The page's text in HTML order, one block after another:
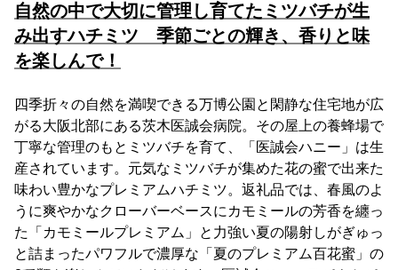
自然の中で大切に管理し育てたミツバチが生
み出すハチミツ 季節ごとの輝き、香りと味
を楽しんで！
四季折々の自然を満喫できる万博公園と閑静な住宅地が広
がる大阪北部にある茨木医誠会病院。その屋上の養蜂場で
丁寧な管理のもとミツバチを育て、「医誠会ハニー」は生
産されています。元気なミツバチが集めた花の蜜で出来た
味わい豊かなプレミアムハチミツ。返礼品では、春風のよ
うに爽やかなクローバーベースにカモミールの芳香を纏っ
た「カモミールプレミアム」と力強い夏の陽射しがぎゅっ
と詰まったパワフルで濃厚な「夏のプレミアム百花蜜」の